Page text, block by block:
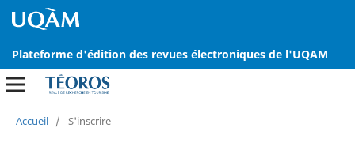
Plateforme d'édition des revues électroniques de l'UQAM
Accueil / S'inscrire